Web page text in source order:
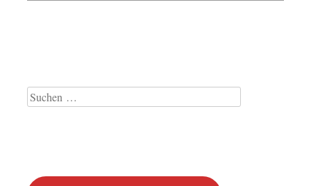
Suchen
nach: